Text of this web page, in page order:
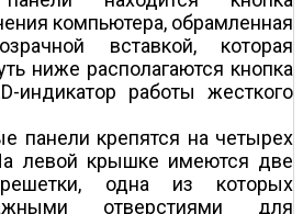
компьютера, обрамленная
вставкой, которая
ниже располагаются кнопка
индикатор работы жесткого
панели крепятся на четырех
левой крышке имеются две
решетки, одна из которых
отверстиями для